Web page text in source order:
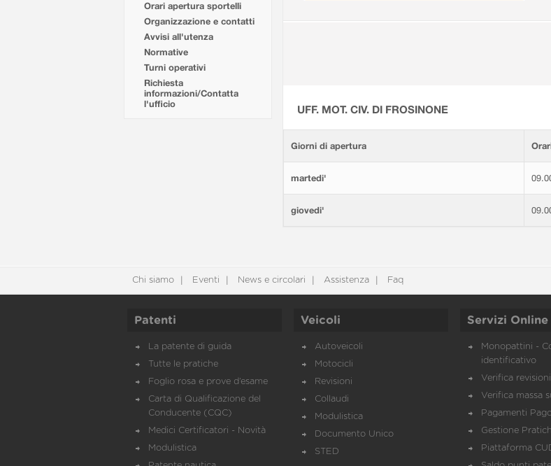
Orari apertura sportelli
Organizzazione e contatti
Avvisi all'utenza
Normative
Turni operativi
Richiesta
informazioni/Contatta
l'ufficio
UFF. MOT. CIV. DI FROSINONE
Giorni di apertura
martedi'
giovedi'
Chi siamo Eventi News e circolari Assistenza Faq
Patenti
La patente di guida
Tutte le pratiche
Foglio rosa e prove d’esame
Carta di Qualificazione del
Conducente (CQC)
Medici Certificatori - Novità
Modulistica
Veicoli
Autoveicoli
Motocicli
Revisioni
Collaudi
Modulistica
Documento Unico
STED
Servizi Online
Monopattini -
identificativo
Verifica
Verifica massa
Pagamenti
Gestione
Piattaforma